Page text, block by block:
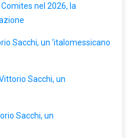
nel 2026, la
Sacchi, un ‘italomessicano
Sacchi, un
Sacchi, un